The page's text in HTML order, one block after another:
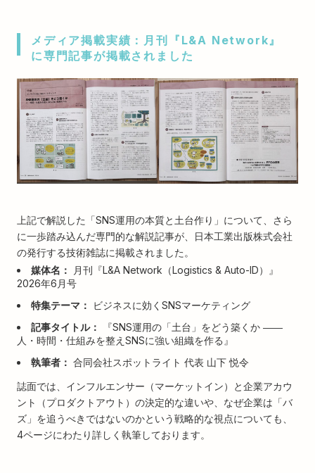
メディア掲載実績：月刊『L&A Network』
に専門記事が掲載されました
上記で解説した「SNS運用の本質と土台作り」について、さら
に一歩踏み込んだ専門的な解説記事が、日本工業出版株式会社
の発行する技術雑誌に掲載されました。
媒体名：
月刊『L&A Network（Logistics & Auto-ID）』
2026年6月号
特集テーマ：
ビジネスに効くSNSマーケティング
記事タイトル：
『SNS運用の「土台」をどう築くか ――
人・時間・仕組みを整えSNSに強い組織を作る』
執筆者： 合同会社スポットライト 代表 山下 悦令
誌面では、インフルエンサー（マーケットイン）と企業アカウ
ント（プロダクトアウト）の決定的な違いや、なぜ企業は「バ
ズ」を追うべきではないのかという戦略的な視点についても、
4ページにわたり詳しく執筆しております。